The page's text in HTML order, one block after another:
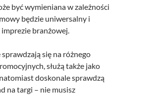
być wymieniana w zależności
będzie uniwersalny i
imprezie branżowej.
się na różnego
służą także jako
doskonale sprawdzą
na targi – nie musisz